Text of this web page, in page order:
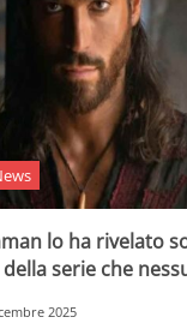
lo ha rivelato
serie che
2025